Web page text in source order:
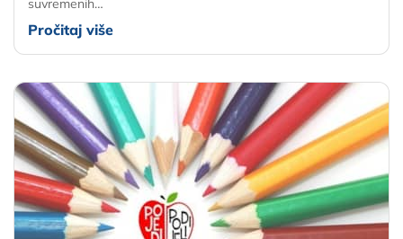
Pročitaj više